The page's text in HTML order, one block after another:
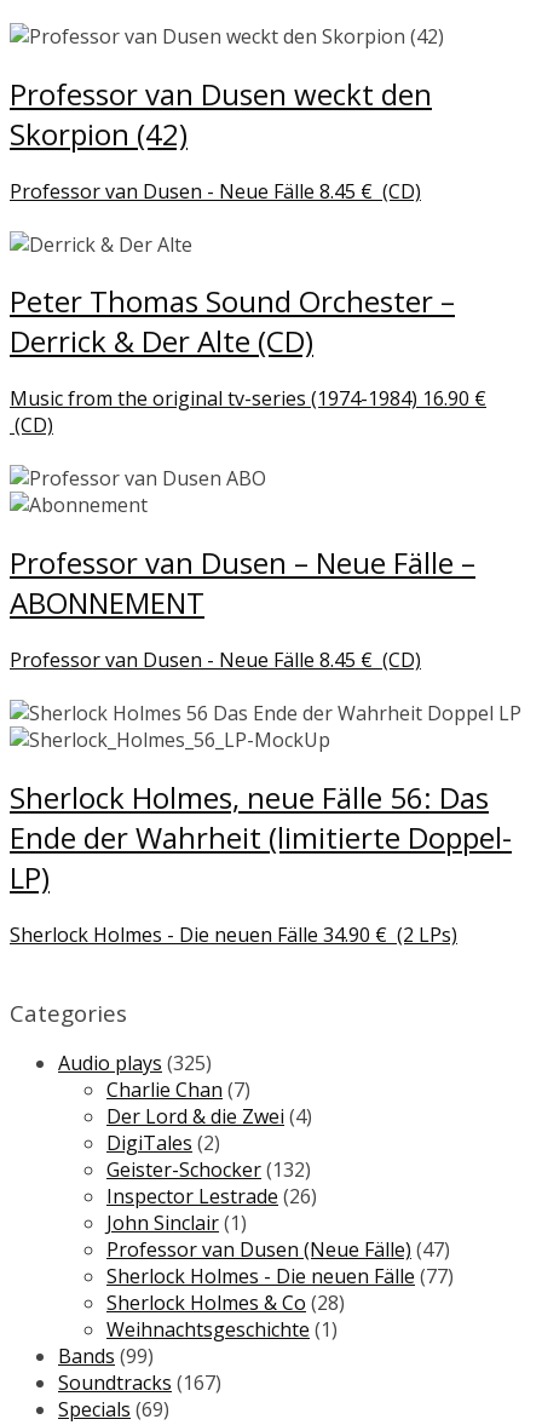
Professor van Dusen weckt den
Skorpion (42)
Professor van Dusen - Neue Fälle 8.45 € (CD)
Peter Thomas Sound Orchester –
Derrick & Der Alte (CD)
Music from the original tv-series (1974-1984) 16.90 €
(CD)
Professor van Dusen – Neue Fälle –
ABONNEMENT
Professor van Dusen - Neue Fälle 8.45 € (CD)
Sherlock Holmes, neue Fälle 56: Das
Ende der Wahrheit (limitierte Doppel-
LP)
Sherlock Holmes - Die neuen Fälle 34.90 € (2 LPs)
Categories
Audio plays (325)
Charlie Chan (7)
Der Lord & die Zwei (4)
DigiTales (2)
Geister-Schocker(132)
Inspector Lestrade (26)
John Sinclair(1)
Professor van Dusen (Neue Fälle) (47)
Sherlock Holmes - Die neuen Fälle (77)
Sherlock Holmes & Co (28)
Weihnachtsgeschichte (1)
Bands (99)
Soundtracks (167)
Specials (69)